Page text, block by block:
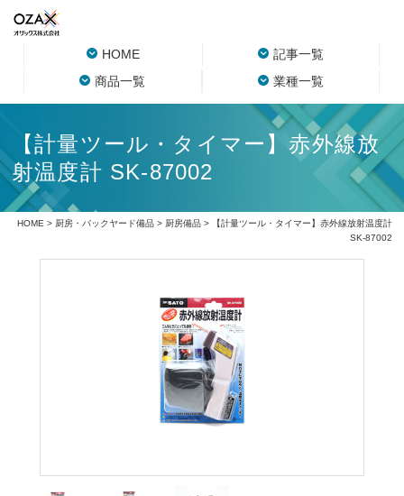
HOME
記事一覧
商品一覧
業種一覧
【計量ツール・タイマー】赤外線放
射温度計 SK-87002
HOME > 厨房・バックヤード備品> 厨房備品> 【計量ツール・タイマー】赤外線放射温度計
SK-87002